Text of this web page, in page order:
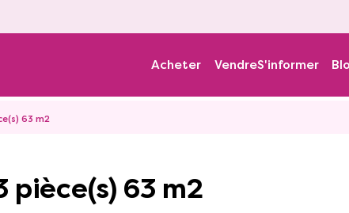
Acheter VendreS'informer
63 m2
pièce(s) 63 m2